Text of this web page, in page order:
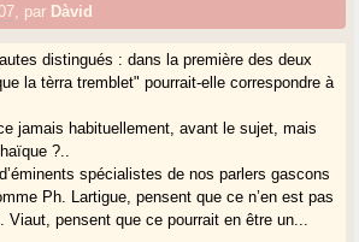
par Dàvid
distingués : dans la première des deux
la tèrra tremblet" pourrait-elle correspondre à
jamais habituellement, avant le sujet, mais
?..
spécialistes de nos parlers gascons
Ph. Lartigue, pensent que ce n’en est pas
Viaut, pensent que ce pourrait en être un...